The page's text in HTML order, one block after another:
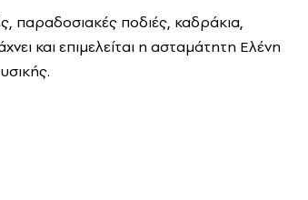
παραδοσιακές ποδιές, καδράκια,
και επιμελείται η ασταμάτητη Ελένη